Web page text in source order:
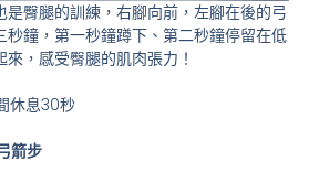
是臀腿的訓練，右腳向前，左腳在後的弓
秒鐘，第一秒鐘蹲下、第二秒鐘停留在低
，感受臀腿的肌肉張力！
休息30秒
箭步